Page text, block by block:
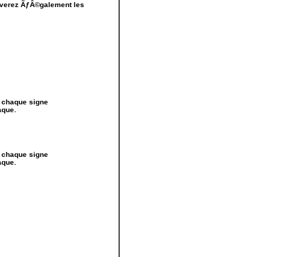
ÃƒÂ©galement les
signe
signe